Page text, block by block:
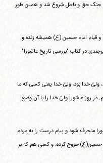
جنگ حق و باطل شروع شد و همین طور
و قیام امام حسین (ع) همیشه زنده و
در کتاب "بررسی تاریخ عاشورا"
خدا بود؛ ولیّ خدا یعنی کسی که ما
در روز عاشورا ولیّ خدا را با آن وضع
شود و پیام درست را به مردم
حسین(ع) خروج کرده، و کسی هم که بر
منتظری
محمّد منتظری، كوچه